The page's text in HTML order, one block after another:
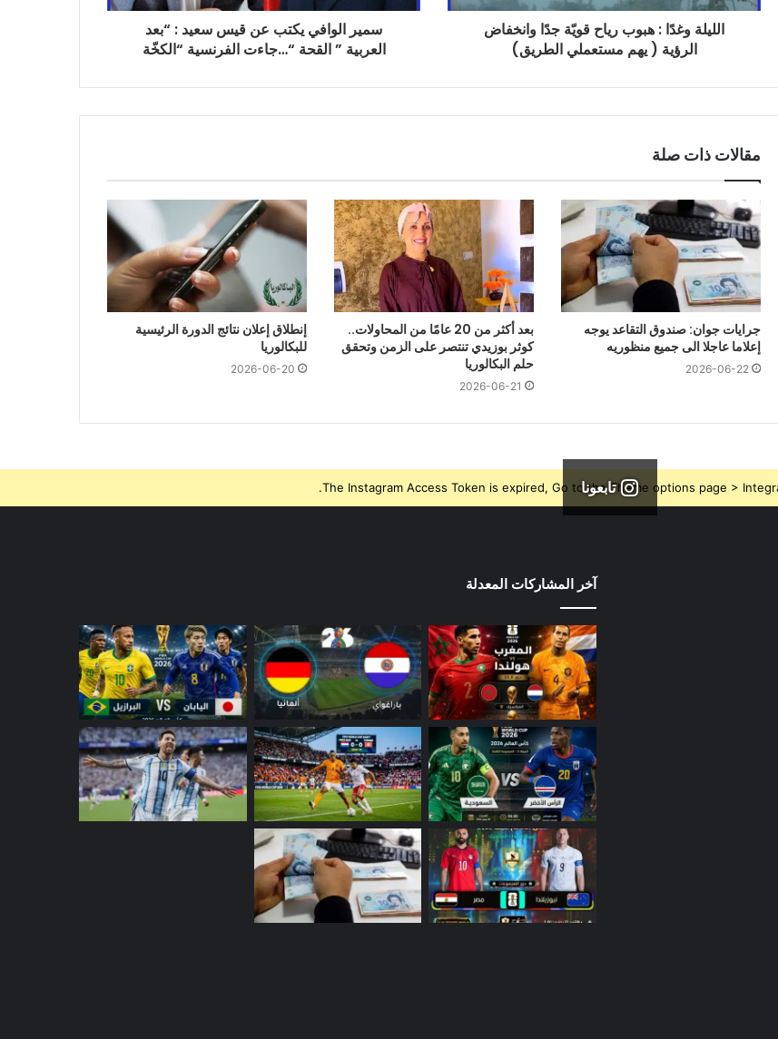
الليلة وغدًا : هبوب رياح قويّة جدًا وانخفاض
الرؤية ( يهم مستعملي الطريق)
سمير الوافي يكتب عن قيس سعيد : “بعد
العربية ” القحة “…جاءت الفرنسية “الكخّة
مقالات ذات صلة
جرايات جوان: صندوق التقاعد يوجه
إعلاما عاجلا الى جميع منظوريه
2026-06-22
بعد أكثر من 20 عامًا من المحاولات..
كوثر بوزيدي تنتصر على الزمن وتحقق
حلم البكالوريا
2026-06-21
إنطلاق إعلان نتائج الدورة الرئيسية
للبكالوريا
2026-06-20
تابعونا
The Instagram Access Token is expired, Go to the Theme options page >
آخر المشاركات المعدلة